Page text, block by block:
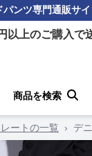
パンツ専門通販サイ
以上のご購入で
商品を検索
ートの一覧 › デ